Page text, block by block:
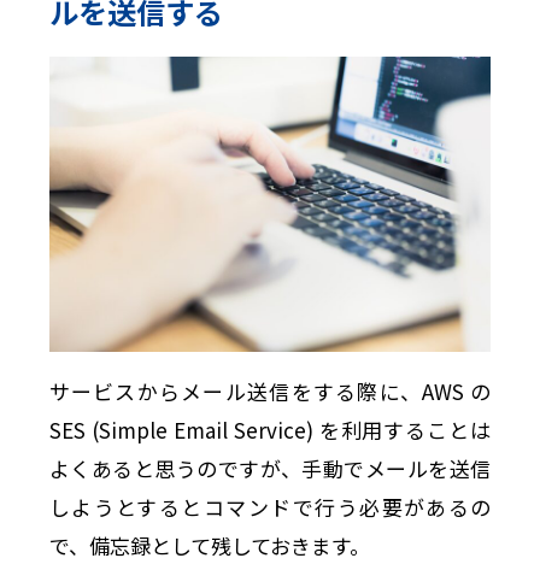
ルを送信する
サービスからメール送信をする際に、AWS の
SES (Simple Email Service) を利用することは
よくあると思うのですが、手動でメールを送信
しようとするとコマンドで行う必要があるの
で、備忘録として残しておきます。